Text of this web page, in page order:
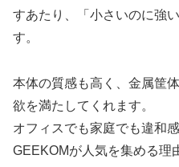
すあたり、「小さいのに強
す。
本体の質感も高く、金属筐
欲を満たしてくれます。
オフィスでも家庭でも違和
GEEKOMが人気を集める理